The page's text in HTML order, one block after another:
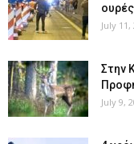
July 11,
Στην
July 9,